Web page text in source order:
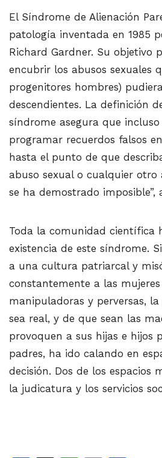
El Síndrome de Alienación
patología inventada en 1985
Richard Gardner. Su objetivo
encubrir los abusos sexuales
progenitores hombres)
descendientes. La definición
síndrome asegura que
programar recuerdos falsos
hasta el punto de que
abuso sexual o cualquier otro
se ha demostrado
Toda la comunidad científica
existencia de este síndrome.
a una cultura patriarcal y
constantemente a las
manipuladoras y perversas,
sea real, y de que sean las
provoquen a sus hijas e hijos
padres, ha ido calando en
decisión. Dos de los espacios
la judicatura y los servicios